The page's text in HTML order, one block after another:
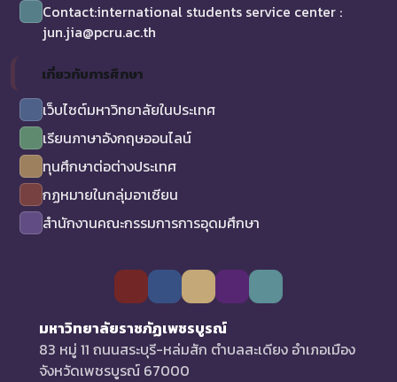
Contact:international students service center :
jun.jia@pcru.ac.th
เกี่ยวกับการศึกษา
เว็บไซต์มหาวิทยาลัยในประเทศ
เรียนภาษาอังกฤษออนไลน์
ทุนศึกษาต่อต่างประเทศ
กฏหมายในกลุ่มอาเซียน
สำนักงานคณะกรรมการการอุดมศึกษา
มหาวิทยาลัยราชภัฏเพชรบูรณ์
83 หมู่ 11 ถนนสระบุรี-หล่มสัก ตำบลสะเดียง อำเภอเมือง
จังหวัดเพชรบูรณ์ 67000